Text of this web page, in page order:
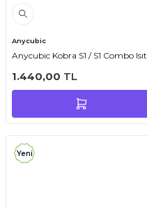
Anycubic
Anycubic Kobra S1 / S1 Combo
1.440,00 TL
Yeni